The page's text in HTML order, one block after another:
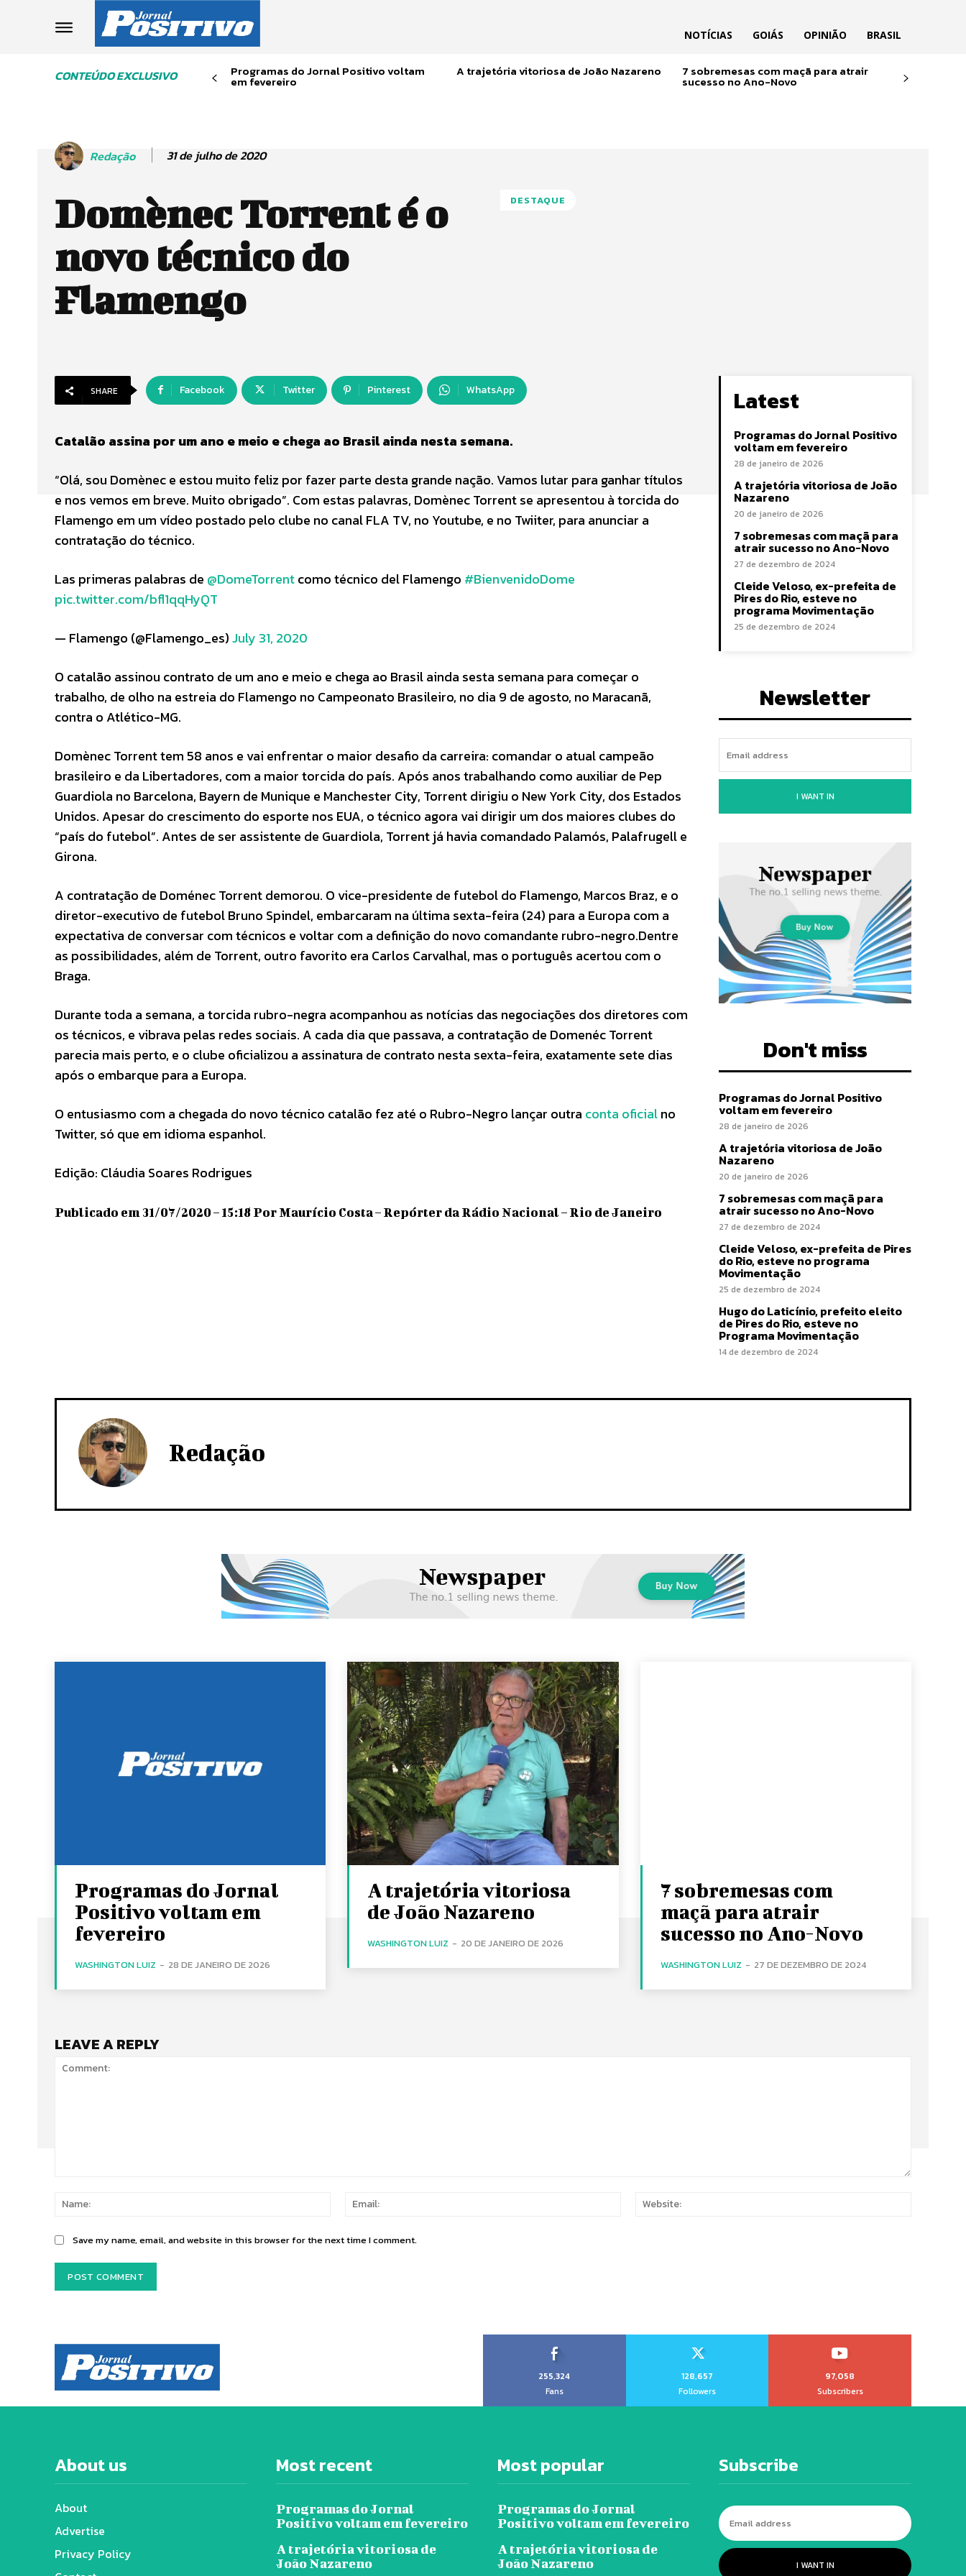
NOTÍCIAS GOIÁS OPINIÃO BRASIL
CONTEÚDO EXCLUSIVO Programas do Jornal Positivo voltam
em fevereiro
A trajetória vitoriosa de João Nazareno 7 sobremesas com maçã para atrair
sucesso no Ano-Novo
Redação 31 de julho de 2020
Domènec Torrent é o
novo técnico do
Flamengo
DESTAQUE
SHARE Facebook Twitter Pinterest WhatsApp
Catalão assina por um ano e meio e chega ao Brasil ainda nesta semana.
“Olá, sou Domènec e estou muito feliz por fazer parte desta grande nação. Vamos lutar para ganhar títulos
e nos vemos em breve. Muito obrigado”. Com estas palavras, Domènec Torrent se apresentou à torcida do
Flamengo em um vídeo postado pelo clube no canal FLA TV, no Youtube, e no Twiiter, para anunciar a
contratação do técnico.
Las primeras palabras de @DomeTorrentcomo técnico del Flamengo #BienvenidoDome
pic.twitter.com/bfl1qqHyQT
— Flamengo (@Flamengo_es)July 31, 2020
O catalão assinou contrato de um ano e meio e chega ao Brasil ainda sesta semana para começar o
trabalho, de olho na estreia do Flamengo no Campeonato Brasileiro, no dia 9 de agosto, no Maracanã,
contra o Atlético-MG.
Domènec Torrent tem 58 anos e vai enfrentar o maior desafio da carreira: comandar o atual campeão
brasileiro e da Libertadores, com a maior torcida do país. Após anos trabalhando como auxiliar de Pep
Guardiola no Barcelona, Bayern de Munique e Manchester City, Torrent dirigiu o New York City, dos Estados
Unidos. Apesar do crescimento do esporte nos EUA, o técnico agora vai dirigir um dos maiores clubes do
“país do futebol”. Antes de ser assistente de Guardiola, Torrent já havia comandado Palamós, Palafrugell e
Girona.
A contratação de Doménec Torrent demorou. O vice-presidente de futebol do Flamengo, Marcos Braz, e o
diretor-executivo de futebol Bruno Spindel, embarcaram na última sexta-feira (24) para a Europa com a
expectativa de conversar com técnicos e voltar com a definição do novo comandante rubro-negro.Dentre
as possibilidades, além de Torrent, outro favorito era Carlos Carvalhal, mas o português acertou com o
Braga.
Durante toda a semana, a torcida rubro-negra acompanhou as notícias das negociações dos diretores com
os técnicos, e vibrava pelas redes sociais. A cada dia que passava, a contratação de Domenéc Torrent
parecia mais perto, e o clube oficializou a assinatura de contrato nesta sexta-feira, exatamente sete dias
após o embarque para a Europa.
O entusiasmo com a chegada do novo técnico catalão fez até o Rubro-Negro lançar outra conta oficialno
Twitter, só que em idioma espanhol.
Edição: Cláudia Soares Rodrigues
Publicado em 31/07/2020 – 15:18 Por Maurício Costa – Repórter da Rádio Nacional – Rio de Janeiro
Latest
Programas do Jornal Positivo
voltam em fevereiro
28 de janeiro de 2026
A trajetória vitoriosa de João
Nazareno
20 de janeiro de 2026
7 sobremesas com maçã para
atrair sucesso no Ano-Novo
27 de dezembro de 2024
Cleide Veloso, ex-prefeita de
Pires do Rio, esteve no
programa Movimentação
25 de dezembro de 2024
Newsletter
I WANT IN
Don't miss
Programas do Jornal Positivo
voltam em fevereiro
28 de janeiro de 2026
A trajetória vitoriosa de João
Nazareno
20 de janeiro de 2026
7 sobremesas com maçã para
atrair sucesso no Ano-Novo
27 de dezembro de 2024
Cleide Veloso, ex-prefeita de Pires
do Rio, esteve no programa
Movimentação
25 de dezembro de 2024
Hugo do Laticínio, prefeito eleito
de Pires do Rio, esteve no
Programa Movimentação
14 de dezembro de 2024
Redação
Programas do Jornal
Positivo voltam em
fevereiro
WASHINGTON LUIZ - 28 DE JANEIRO DE 2026
A trajetória vitoriosa
de João Nazareno
WASHINGTON LUIZ - 20 DE JANEIRO DE 2026
7 sobremesas com
maçã para atrair
sucesso no Ano-Novo
WASHINGTON LUIZ - 27 DE DEZEMBRO DE 2024
LEAVE A REPLY
Name:
Email:
Save my name, email, and website in this browser for the next time I comment.
255,324
Fans
128,657
Followers
97,058
Subscribers
About us
About
Advertise
Privacy Policy
Most recent
Programas do Jornal
Positivo voltam em fevereiro
A trajetória vitoriosa de
João Nazareno
Most popular
Programas do Jornal
Positivo voltam em fevereiro
A trajetória vitoriosa de
João Nazareno
Subscribe
I WANT IN